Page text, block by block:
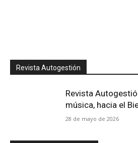
Revista Autogestión
Revista
música, hacia el
28 de mayo de 2026